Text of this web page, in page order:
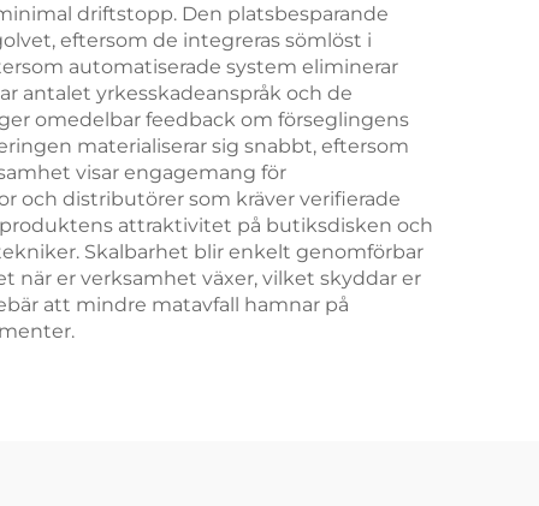
driftstopp. Den platsbesparande
eftersom de integreras sömlöst i
automatiserade system eliminerar
antalet yrkesskadeanspråk och de
omedelbar feedback om förseglingens
materialiserar sig snabbt, eftersom
visar engagemang för
och distributörer som kräver verifierade
attraktivitet på butiksdisken och
Skalbarhet blir enkelt genomförbar
när er verksamhet växer, vilket skyddar er
att mindre matavfall hamnar på